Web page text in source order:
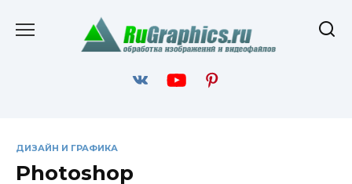
содержанию
ДИЗАЙН И ГРАФИКА
Photoshop